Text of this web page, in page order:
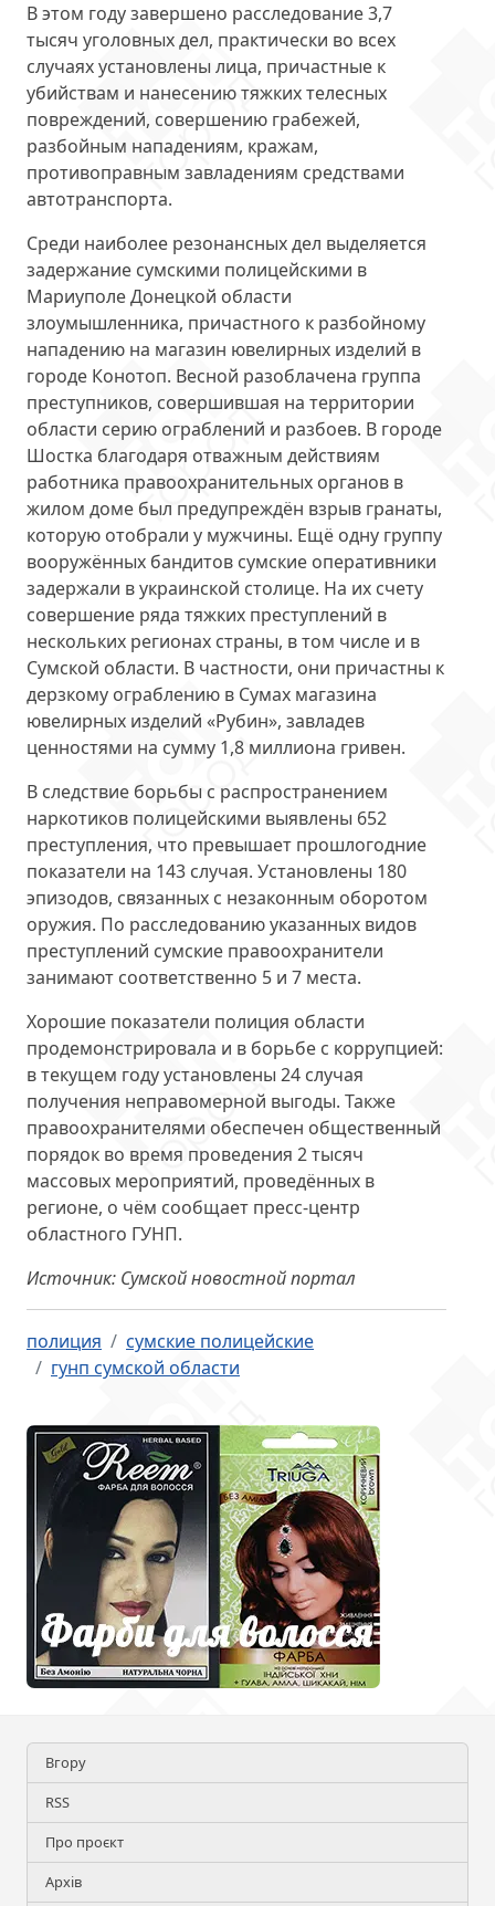
В этом году завершено расследование 3,7
тысяч уголовных дел, практически во всех
случаях установлены лица, причастные к
убийствам и нанесению тяжких телесных
повреждений, совершению грабежей,
разбойным нападениям, кражам,
противоправным завладениям средствами
автотранспорта.
Среди наиболее резонансных дел выделяется
задержание сумскими полицейскими в
Мариуполе Донецкой области
злоумышленника, причастного к разбойному
нападению на магазин ювелирных изделий в
городе Конотоп. Весной разоблачена группа
преступников, совершившая на территории
области серию ограблений и разбоев. В городе
Шостка благодаря отважным действиям
работника правоохранительных органов в
жилом доме был предупреждён взрыв гранаты,
которую отобрали у мужчины. Ещё одну группу
вооружённых бандитов сумские оперативники
задержали в украинской столице. На их счету
совершение ряда тяжких преступлений в
нескольких регионах страны, в том числе и в
Сумской области. В частности, они причастны к
дерзкому ограблению в Сумах магазина
ювелирных изделий «Рубин», завладев
ценностями на сумму 1,8 миллиона гривен.
В следствие борьбы с распространением
наркотиков полицейскими выявлены 652
преступления, что превышает прошлогодние
показатели на 143 случая. Установлены 180
эпизодов, связанных с незаконным оборотом
оружия. По расследованию указанных видов
преступлений сумские правоохранители
занимают соответственно 5 и 7 места.
Хорошие показатели полиция области
продемонстрировала и в борьбе с коррупцией:
в текущем году установлены 24 случая
получения неправомерной выгоды. Также
правоохранителями обеспечен общественный
порядок во время проведения 2 тысяч
массовых мероприятий, проведённых в
регионе, о чём сообщает пресс-центр
областного ГУНП.
Источник: Сумской новостной портал
полиция
сумские полицейские
гунп сумской области
Вгору
RSS
Про проєкт
Архів